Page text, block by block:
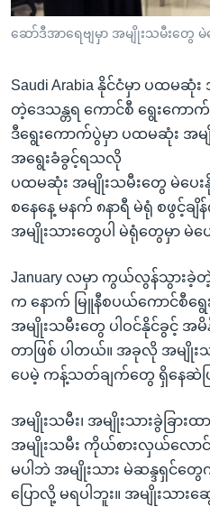
ကျော်
ကြည့်
ရှာဖွေ
ရန်
နေရာ
သို့
ကျော်
ရန်
ဘာသာစကားများ
ဆော်ဒီအာရေဗျမှာ အမျိုးသမီးတွေ မဲ
Saudi Arabia နိုင်ငံမှာ ပထမဆုံ
တဲ့ဒေသန္တရ ကောင်စီ ရွေးကောက်
ဒီရွေးကောက်ပွဲမှာ ပထမဆုံး အ
အရွေးခံခွင့်ရသလို
ပထမဆုံး အမျိုးသမီးတွေ မဲပေး
စနေနေ့ မနက် ၈နာရီ မဲရုံ စဖွင့်
အမျိုးသားတွေပါ မဲရုံတွေမှာ မဲပ
January လမှာ ကွယ်လွန်သွားခဲ့တဲ့
က နောက် မြူနီစပယ်ကောင်စီရွ
အမျိုးသမီးတွေ ပါဝင်နိုင်ခွင့် အ
တာဖြစ် ပါတယ်။ အခုလို အမျို
ပေမဲ့ ကန့်သတ်ချက်တွေ ရှိနေဆဲဖ
အမျိုးသမီး၊ အမျိုးသားခွဲခြား
အမျိုးသမီး ကိုယ်စားလှယ်လော
မပါဘဲ အမျိုးသား မဲဆန္ဒရှင်
ပြောလို့ မရပါဘူး။ အမျိုးသား